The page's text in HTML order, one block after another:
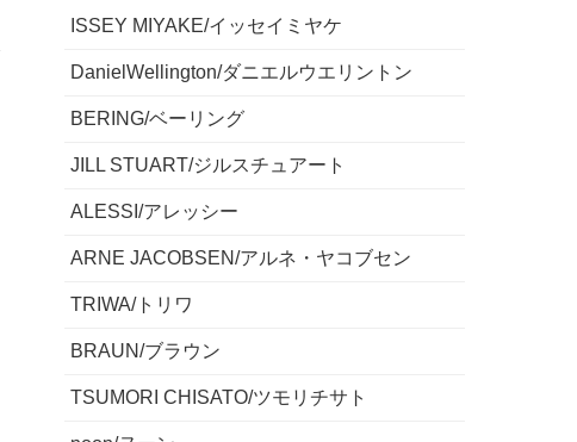
ISSEY MIYAKE/イッセイミヤケ
DanielWellington/ダニエルウエリントン
BERING/ベーリング
JILL STUART/ジルスチュアート
ALESSI/アレッシー
ARNE JACOBSEN/アルネ・ヤコブセン
TRIWA/トリワ
BRAUN/ブラウン
TSUMORI CHISATO/ツモリチサト